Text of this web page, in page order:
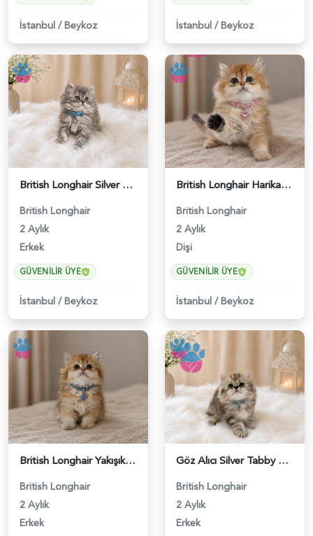
İstanbul /Beykoz İstanbul /Beykoz
British Longhair Silver Tabby Erkek Yavrumuz - 4589
British Longhair
2 Aylık
Erkek
GÜVENILIR ÜYE
İstanbul /Beykoz
British Longhair Harika Renk Golden Dişi Yavrumuz - 5102
British Longhair
2 Aylık
Dişi
GÜVENILIR ÜYE
İstanbul /Beykoz
British Longhair Yakışıklı Erkek Yavrumuz - 5103
British Longhair
2 Aylık
Erkek
Göz Alıcı Silver Tabby Desenli British Longhair Erkek Yavrumuz - 4527
British Longhair
2 Aylık
Erkek